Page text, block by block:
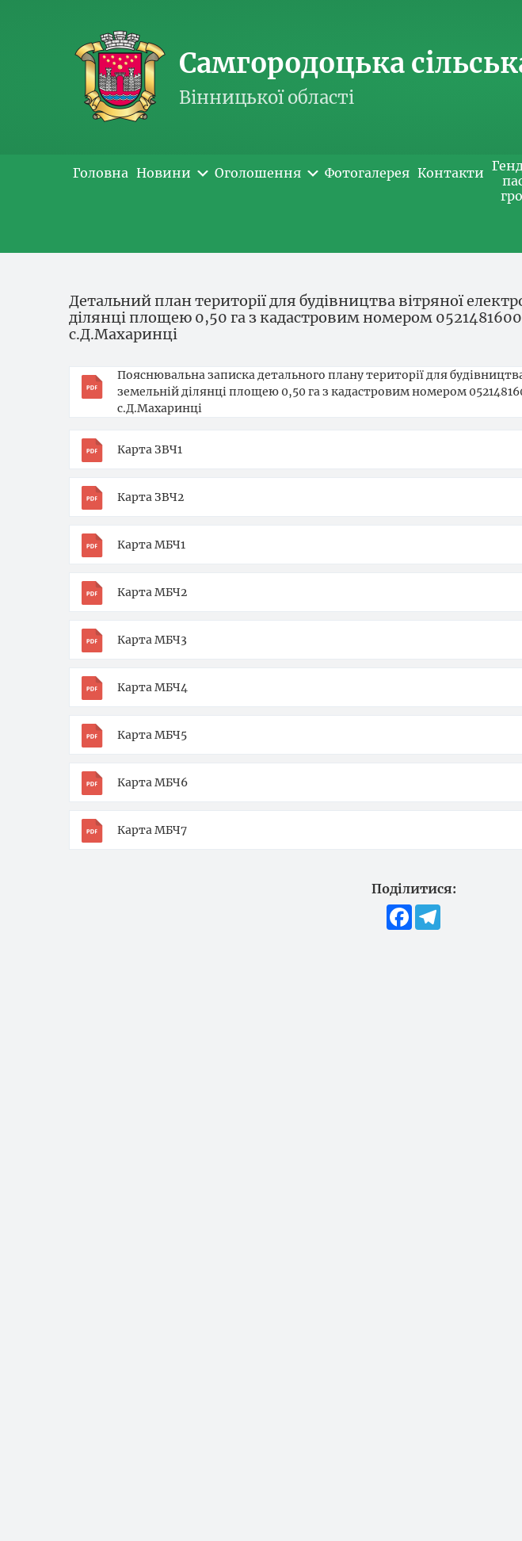
Самгородоцька
Вінницької області
Головна Новини Оголошення Фотогалерея Контакти
Детальний план території для будівництва вітряної
ділянці площею 0,50 га з кадастровим номером
с.Д.Махаринці
Пояснювальна записка детального плану території для
земельній ділянці площею 0,50 га з кадастровим номером
с.Д.Махаринці
Карта ЗВЧ1
Карта ЗВЧ2
Карта МБЧ1
Карта МБЧ2
Карта МБЧ3
Карта МБЧ4
Карта МБЧ5
Карта МБЧ6
Карта МБЧ7
Поділитися:
Facebook